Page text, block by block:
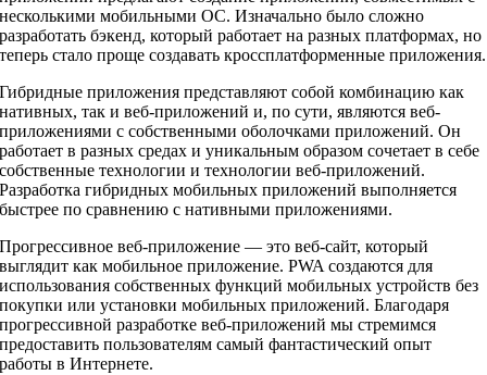
несколькими мобильными ОС. Изначально было сложно
разработать бэкенд, который работает на разных платформах, но
теперь стало проще создавать кроссплатформенные приложения.
Гибридные приложения представляют собой комбинацию как
нативных, так и веб-приложений и, по сути, являются веб-
приложениями с собственными оболочками приложений. Он
работает в разных средах и уникальным образом сочетает в себе
собственные технологии и технологии веб-приложений.
Разработка гибридных мобильных приложений выполняется
быстрее по сравнению с нативными приложениями.
Прогрессивное веб-приложение — это веб-сайт, который
выглядит как мобильное приложение. PWA создаются для
использования собственных функций мобильных устройств без
покупки или установки мобильных приложений. Благодаря
прогрессивной разработке веб-приложений мы стремимся
предоставить пользователям самый фантастический опыт
работы в Интернете.